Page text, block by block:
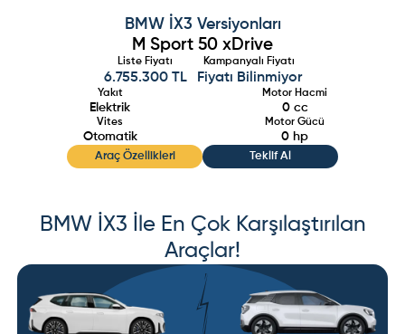
BMW İX3 Versiyonları
M Sport 50 xDrive
Liste Fiyatı
6.755.300 TL
Kampanyalı Fiyatı
Fiyatı Bilinmiyor
Yakıt
Elektrik
Motor Hacmi
0cc
Vites
Otomatik
Motor Gücü
0 hp
Araç Özellikleri Teklif Al
BMW İX3 İle En Çok Karşılaştırılan
Araçlar!